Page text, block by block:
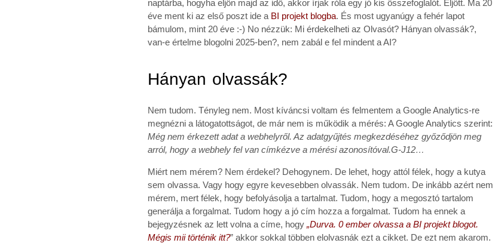
naptárba, hogyha eljön majd az idő, akkor írjak róla egy jó kis összefoglalót. Eljött. Ma 20
éve ment ki az első poszt ide a BI projekt blogba. És most ugyanúgy a fehér lapot
bámulom, mint 20 éve :-) No nézzük: Mi érdekelheti az Olvasót? Hányan olvassák?,
van-e értelme blogolni 2025-ben?, nem zabál e fel mindent a AI?
Hányan olvassák?
Nem tudom. Tényleg nem. Most kíváncsi voltam és felmentem a Google Analytics-re
megnézni a látogatottságot, de már nem is működik a mérés: A Google Analytics szerint:
Még nem érkezett adat a webhelyről. Az adatgyűjtés megkezdéséhez győződjön meg
arról, hogy a webhely fel van címkézve a mérési azonosítóval.G-J12…
Miért nem mérem? Nem érdekel? Dehogynem. De lehet, hogy attól félek, hogy a kutya
sem olvassa. Vagy hogy egyre kevesebben olvassák. Nem tudom. De inkább azért nem
mérem, mert félek, hogy befolyásolja a tartalmat. Tudom, hogy a megosztó tartalom
generálja a forgalmat. Tudom hogy a jó cím hozza a forgalmat. Tudom ha ennek a
bejegyzésnek az lett volna a címe, hogy „Durva. 0 ember olvassa a BI projekt blogot.
Mégis mii történik itt?” akkor sokkal többen elolvasnák ezt a cikket. De ezt nem akarom.